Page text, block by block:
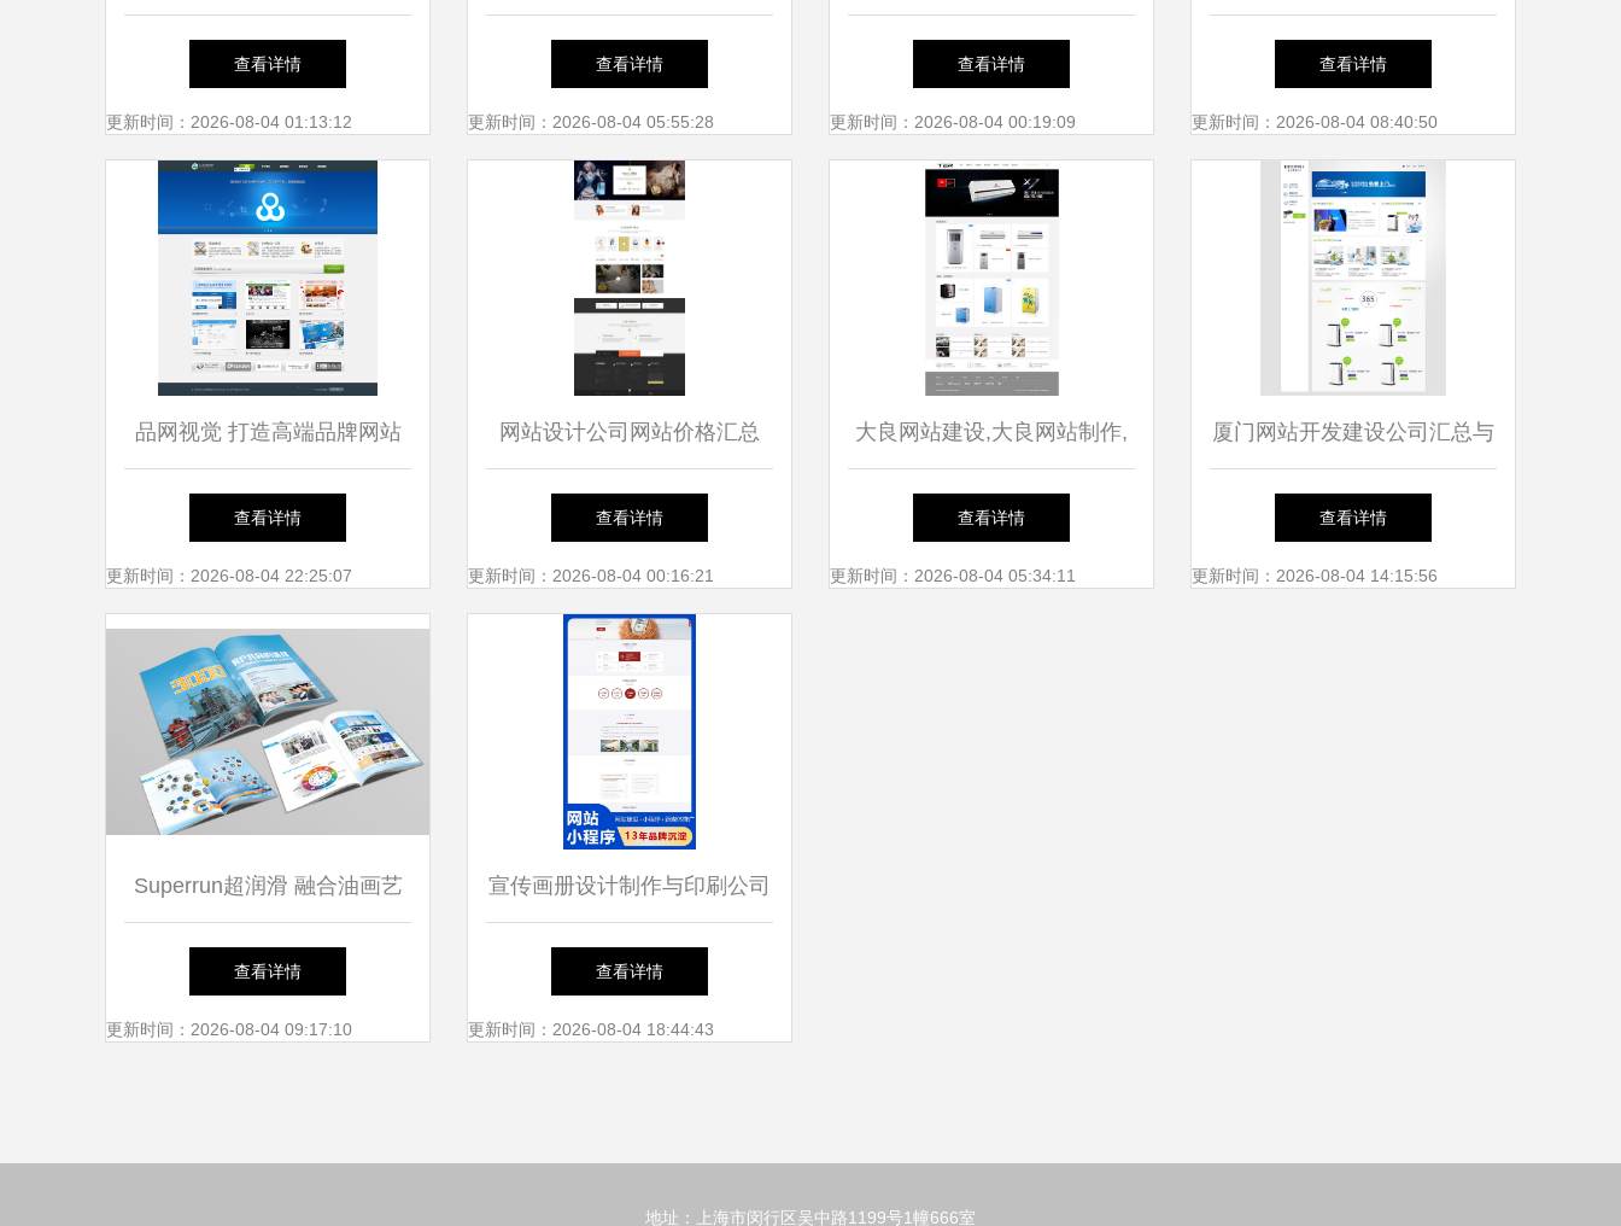
人生企业官网
查看详情
更新时间：2026-08-04 01:13:12
佛山最好的十个工厂（更新
版）与网页设计制作指南
查看详情
更新时间：2026-08-04 05:55:28
设计赋能跨境商务服务新未来
查看详情
更新时间：2026-08-04 00:19:09
查看详情
更新时间：2026-08-04 08:40:50
品网视觉 打造高端品牌网站
设计的艺术与策略
查看详情
更新时间：2026-08-04 22:25:07
网站设计公司网站价格汇总
从官网素材到网页设计制作的
全面解析
查看详情
更新时间：2026-08-04 00:16:21
大良网站建设,大良网站制作,
大良网页设计,大良网络公司
查看详情
更新时间：2026-08-04 05:34:11
厦门网站开发建设公司汇总与
职场警示 为什么不建议去直
销公司上班（2026年01月素
查看详情
更新时间：2026-08-04 14:15:56
Superrun超润滑 融合油画艺
术的品牌设计新表达
查看详情
更新时间：2026-08-04 09:17:10
宣传画册设计制作与印刷公司
的双重使命 打造品牌视觉与
新工厂网站开发之路
查看详情
更新时间：2026-08-04 18:44:43
地址：上海市闵行区吴中路1199号1幢666室